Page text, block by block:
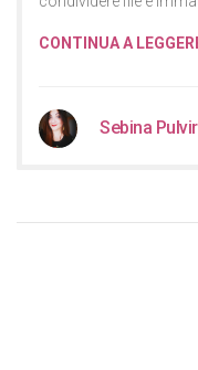
CONTINUA A
Sebina